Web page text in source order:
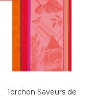
Torchon Saveurs de